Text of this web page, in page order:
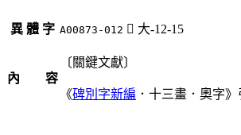
異 體 字 A00873-012 󱏛 大-12-15
內 容
〔關鍵文獻〕
《碑別字新編 ．十三畫．奧字